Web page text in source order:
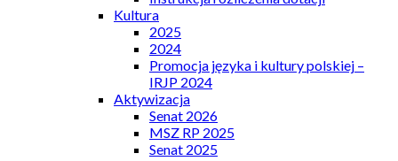
Kultura
2025
2024
Promocja języka i kultury polskiej –
IRJP 2024
Aktywizacja
Senat 2026
MSZ RP 2025
Senat 2025